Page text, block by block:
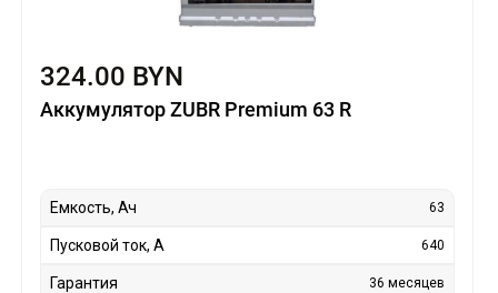
324.00 BYN
Аккумулятор ZUBR Premium 63 R
Емкость, Ач 63
Пусковой ток, А 640
Гарантия 36 месяцев